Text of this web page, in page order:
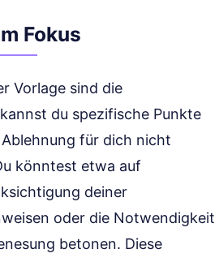
Fokus
Vorlage sind die
du spezifische Punkte
für dich nicht
könntest etwa auf
deiner
oder die Notwendigkeit
betonen. Diese